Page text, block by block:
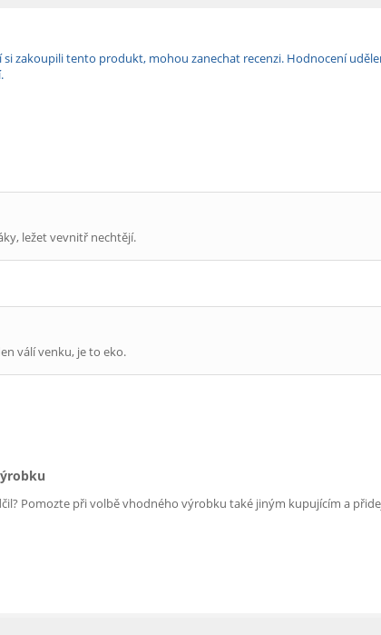
si zakoupili tento produkt, mohou zanechat recenzi. Hodnocení
ležet vevnitř nechtějí.
válí venku, je to eko.
Pomozte při volbě vhodného výrobku také jiným kupujícím a